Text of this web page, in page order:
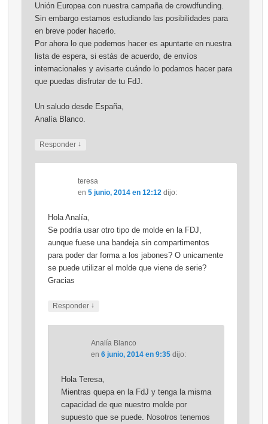
Unión Europea con nuestra campaña de crowdfunding.
Sin embargo estamos estudiando las posibilidades para
en breve poder hacerlo.
Por ahora lo que podemos hacer es apuntarte en nuestra
lista de espera, si estás de acuerdo, de envíos
internacionales y avisarte cuándo lo podamos hacer para
que puedas disfrutar de tu FdJ.
Un saludo desde España,
Analía Blanco.
Responder ↓
teresa
en 5 junio, 2014 en 12:12 dijo:
Hola Analía,
Se podría usar otro tipo de molde en la FDJ,
aunque fuese una bandeja sin compartimentos
para poder dar forma a los jabones? O unicamente
se puede utilizar el molde que viene de serie?
Gracias
Responder ↓
Analía Blanco
en 6 junio, 2014 en 9:35 dijo:
Hola Teresa,
Mientras quepa en la FdJ y tenga la misma
capacidad de que nuestro molde por
supuesto que se puede. Nosotros tenemos